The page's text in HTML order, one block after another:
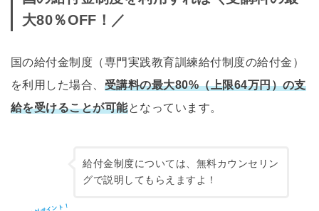
大80％OFF！／
国の給付金制度（専門実践教育訓練給付制度の給付金）
を利用した場合、 受講料の最大80%（上限64万円）の支
給を受けることが可能となっています。
給付金制度については、無料カウンセリン
グで説明してもらえますよ！